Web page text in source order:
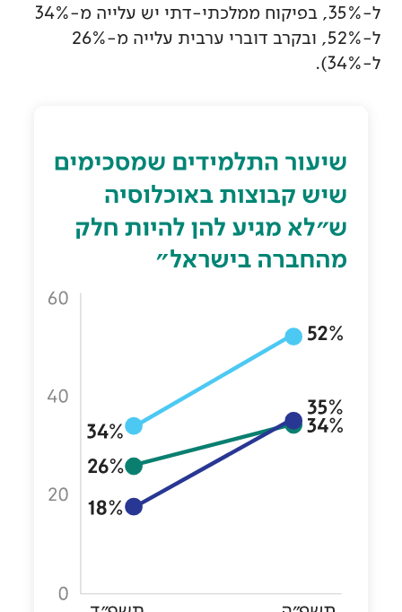
ל-35%, בפיקוח ממלכתי-דתי יש עלייה מ-34%
ל-52%, ובקרב דוברי ערבית עלייה מ-26%
ל-34%).